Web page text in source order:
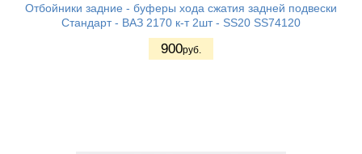
Отбойники задние - буферы хода сжатия задней подвески
Стандарт - ВАЗ 2170 к-т 2шт - SS20 SS74120
900руб.